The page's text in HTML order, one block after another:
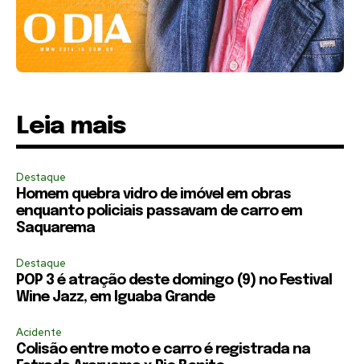
Leia mais
Destaque
Homem quebra vidro de imóvel em obras
enquanto policiais passavam de carro em
Saquarema
Destaque
POP 3 é atração deste domingo (9) no Festival
Wine Jazz, em Iguaba Grande
Acidente
Colisão entre moto e carro é registrada na